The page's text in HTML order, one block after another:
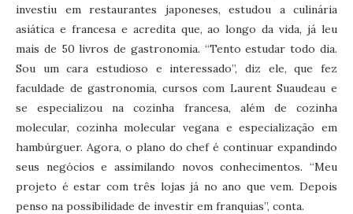
investiu em restaurantes japoneses, estudou a culinária
asiática e francesa e acredita que, ao longo da vida, já leu
mais de 50 livros de gastronomia. “Tento estudar todo dia.
Sou um cara estudioso e interessado”, diz ele, que fez
faculdade de gastronomia, cursos com Laurent Suaudeau e
se especializou na cozinha francesa, além de cozinha
molecular, cozinha molecular vegana e especialização em
hambúrguer. Agora, o plano do chef é continuar expandindo
seus negócios e assimilando novos conhecimentos. “Meu
projeto é estar com três lojas já no ano que vem. Depois
penso na possibilidade de investir em franquias”, conta.